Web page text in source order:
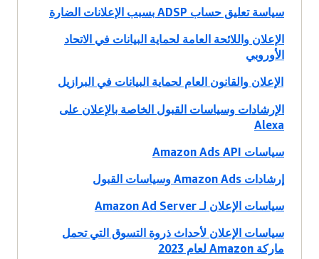
سياسة تعليق حساب ADSP بسبب الإعلانات الضارة
الإعلان واللائحة العامة لحماية البيانات في الاتحاد
الأوروبي
الإعلان والقانون العام لحماية البيانات في البرازيل
الإرشادات وسياسات القبول الخاصة بالإعلان على
Alexa
سياسات Amazon Ads API
إرشادات Amazon Ads وسياسات القبول
سياسات الإعلان لـ Amazon Ad Server
سياسات الإعلان لأحداث ذروة التسوق التي تحمل
ماركة Amazon لعام 2023